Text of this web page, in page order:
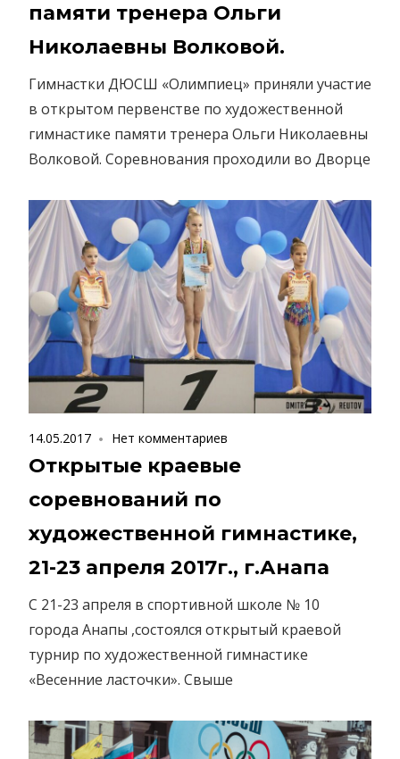
памяти тренера Ольги
Николаевны Волковой.
Гимнастки ДЮСШ «Олимпиец» приняли участие
в открытом первенстве по художественной
гимнастике памяти тренера Ольги Николаевны
Волковой. Соревнования проходили во Дворце
14.05.2017 Нет комментариев
Открытые краевые
соревнований по
художественной гимнастике,
21-23 апреля 2017г., г.Анапа
С 21-23 апреля в спортивной школе № 10
города Анапы ,состоялся открытый краевой
турнир по художественной гимнастике
«Весенние ласточки». Свыше